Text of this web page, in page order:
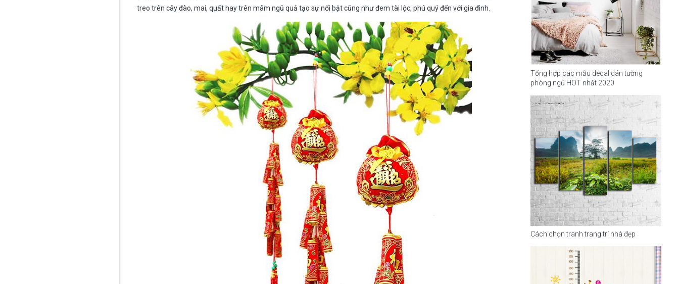
treo trên cây đào, mai, quất hay trên mâm ngũ quả tạo sự nổi bật cũng như đem tài lộc, phú quý đến với gia đình.
Tổng hợp các mẫu decal dán tường
phòng ngủ HOT nhất 2020
Cách chọn tranh trang trí nhà đẹp